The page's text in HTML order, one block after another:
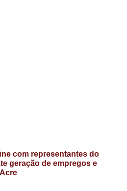
com representantes do
geração de empregos e